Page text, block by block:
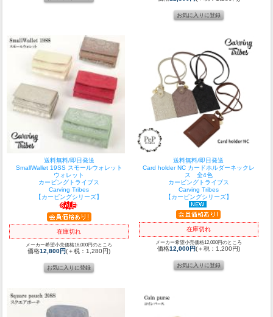
送料無料/即日発送
SmallWallet 19SS スモールウォレット
ウォレット
カービングトライブス
Carving Tribes
【カービングシリーズ】
在庫切れ
メーカー希望小売価格16,000円のところ
価格12,800円(＋税：1,280円)
送料無料/即日発送
Card holder NC カードホルダーネックレ
ス 全4色
カービングトライブス
Carving Tribes
【カービングシリーズ】
在庫切れ
メーカー希望小売価格12,000円のところ
価格12,000円(＋税：1,200円)